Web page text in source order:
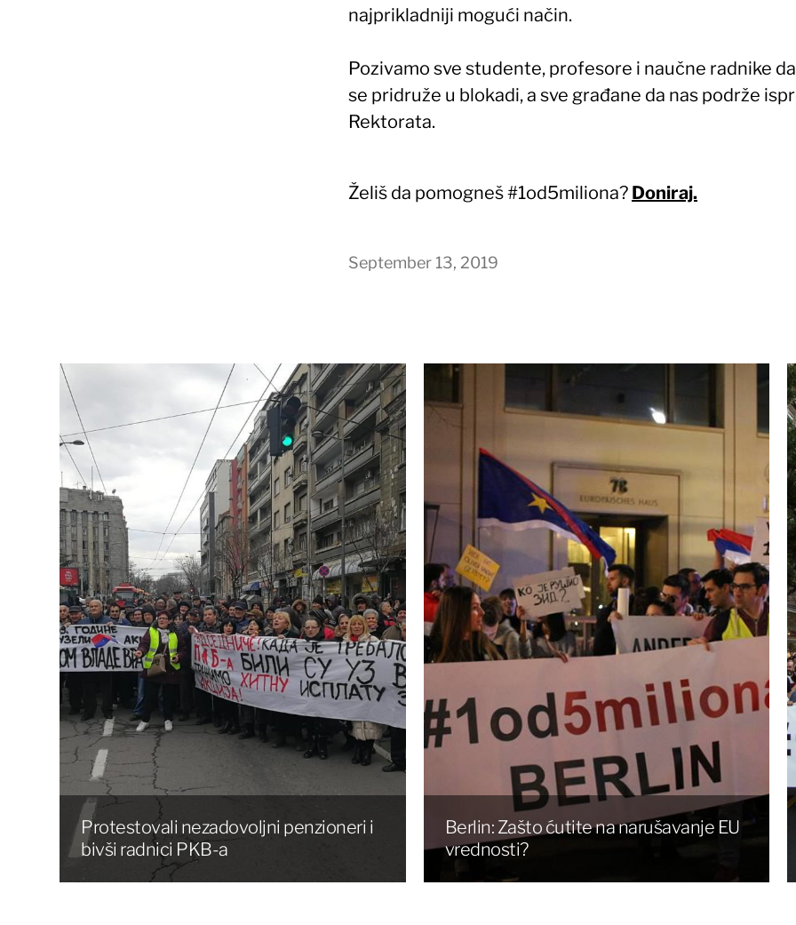
najprikladniji mogući način.
Pozivamo sve studente, profesore i naučne radnike
se pridruže u blokadi, a sve građane da nas podrže
Rektorata.
Želiš da pomogneš #1od5miliona? Doniraj.
September 13, 2019
Protestovali nezadovoljni penzioneri i
bivši radnici PKB-a
Berlin: Zašto ćutite na narušavanje EU
vrednosti?